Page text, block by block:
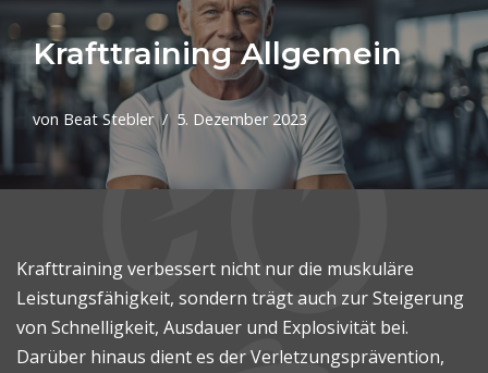
Krafttraining Allgemein
von Beat Stebler 5. Dezember 2023
Krafttraining verbessert nicht nur die muskuläre
Leistungsfähigkeit, sondern trägt auch zur Steigerung
von Schnelligkeit, Ausdauer und Explosivität bei.
Darüber hinaus dient es der Verletzungsprävention,